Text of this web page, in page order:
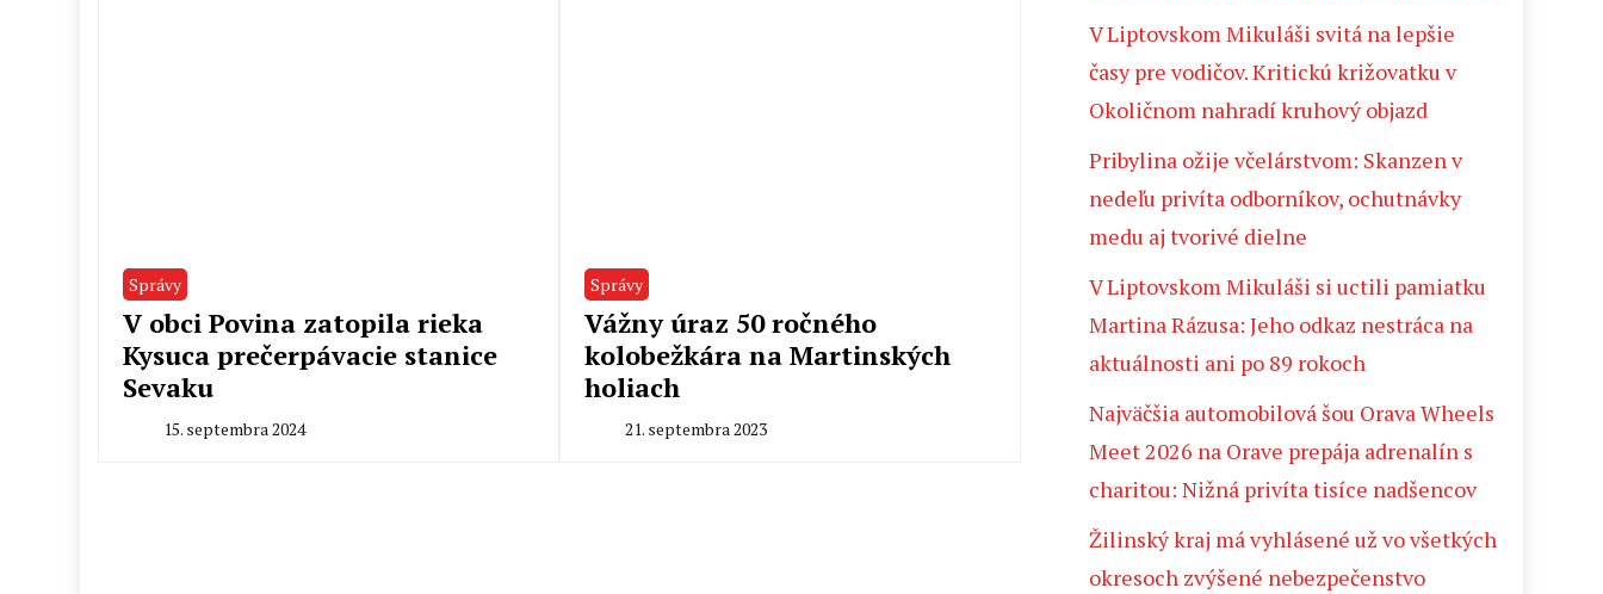
Správy
V obci Povina zatopila rieka
Kysuca prečerpávacie stanice
Sevaku
15. septembra 2024
Správy
Vážny úraz 50 ročného
kolobežkára na Martinských
holiach
21. septembra 2023
V Liptovskom Mikuláši svitá na lepšie
časy pre vodičov. Kritickú križovatku v
Okoličnom nahradí kruhový objazd
Pribylina ožije včelárstvom: Skanzen v
nedeľu privíta odborníkov, ochutnávky
medu aj tvorivé dielne
V Liptovskom Mikuláši si uctili pamiatku
Martina Rázusa: Jeho odkaz nestráca na
aktuálnosti ani po 89 rokoch
Najväčšia automobilová šou Orava Wheels
Meet 2026 na Orave prepája adrenalín s
charitou: Nižná privíta tisíce nadšencov
Žilinský kraj má vyhlásené už vo všetkých
okresoch zvýšené nebezpečenstvo